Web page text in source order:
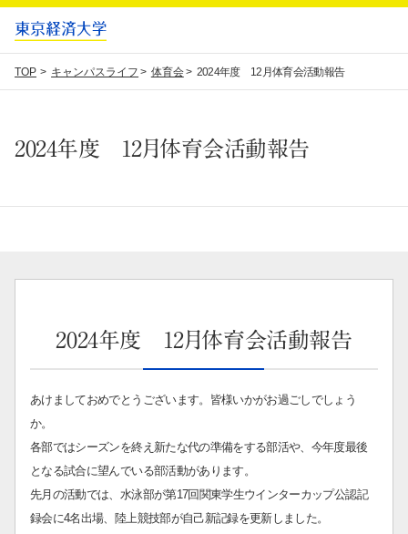
TOP キャンパスライフ 体育会 2024年度 12月体育会活動報告
2024年度 12月体育会活動報告
2024年度 12月体育会活動報告
あけましておめでとうございます。皆様いかがお過ごしでしょう
か。
各部ではシーズンを終え新たな代の準備をする部活や、今年度最後
となる試合に望んでいる部活動があります。
先月の活動では、水泳部が第17回関東学生ウインターカップ公認記
録会に4名出場、陸上競技部が自己新記録を更新しました。